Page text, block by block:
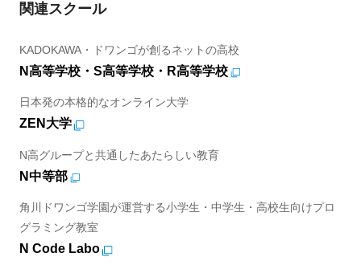
関連スクール
KADOKAWA・ドワンゴが創るネットの高校
N高等学校・S高等学校・R高等学校
日本発の本格的なオンライン大学
ZEN大学
N高グループと共通したあたらしい教育
N中等部
角川ドワンゴ学園が運営する小学生・中学生・高校生向けプロ
グラミング教室
N Code Labo